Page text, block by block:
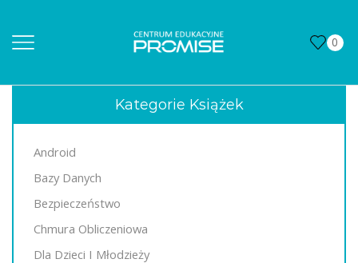
0
Kategorie Książek
Android
Bazy Danych
Bezpieczeństwo
Chmura Obliczeniowa
Dla Dzieci I Młodzieży